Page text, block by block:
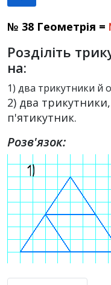
№ 38 Геометрія =
Розділіть
на:
1) два трикутники й
2) два
п'ятикутник.
Розв'язок: